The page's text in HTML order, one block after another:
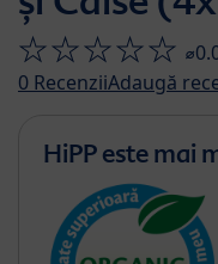
0 RecenziiAdaugă
HiPP este mai